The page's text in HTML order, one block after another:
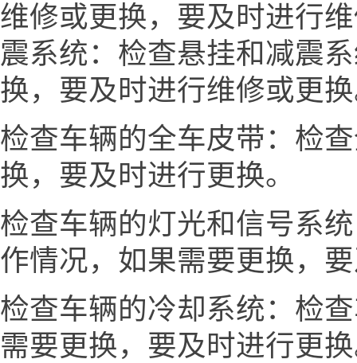
维修或更换，要及时进行
震系统：检查悬挂和减震
换，要及时进行维修或更
检查车辆的全车皮带：检
换，要及时进行更换。
检查车辆的灯光和信号系
作情况，如果需要更换，
检查车辆的冷却系统：检
需要更换，要及时进行更